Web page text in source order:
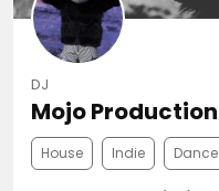
DJ
Mojo Production
House Indie Dance